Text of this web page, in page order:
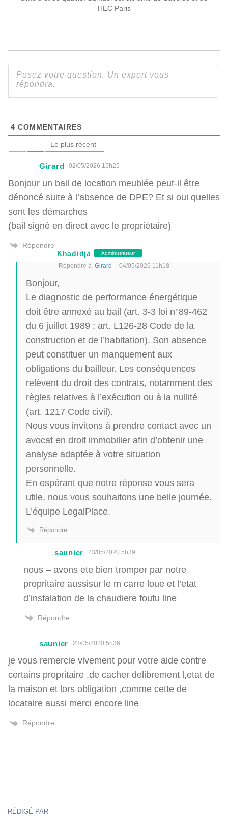
HEC Paris
4 COMMENTAIRES
Le plus récent
Girard 02/05/2026 15h25
Bonjour un bail de location meublée peut-il être
dénoncé suite à l’absence de DPE? Et si oui quelles
sont les démarches
(bail signé en direct avec le propriétaire)
Répondre
Khadidja
Administrateur
Répondre à Girard 04/05/2026 11h18
Bonjour,
Le diagnostic de performance énergétique
doit être annexé au bail (art. 3-3 loi n°89-462
du 6 juillet 1989 ; art. L126-28 Code de la
construction et de l’habitation). Son absence
peut constituer un manquement aux
obligations du bailleur. Les conséquences
relèvent du droit des contrats, notamment des
règles relatives à l’exécution ou à la nullité
(art. 1217 Code civil).
Nous vous invitons à prendre contact avec un
avocat en droit immobilier afin d’obtenir une
analyse adaptée à votre situation
personnelle.
En espérant que notre réponse vous sera
utile, nous vous souhaitons une belle journée.
L’équipe LegalPlace.
Répondre
saunier 23/05/2020 5h39
nous – avons ete bien tromper par notre
propritaire aussisur le m carre loue et l’etat
d’instalation de la chaudiere foutu line
Répondre
saunier 23/05/2020 5h36
je vous remercie vivement pour votre aide contre
certains propritaire ,de cacher delibrement l,etat de
la maison et lors obligation ,comme cette de
locataire aussi merci encore line
Répondre
RÉDIGÉ PAR